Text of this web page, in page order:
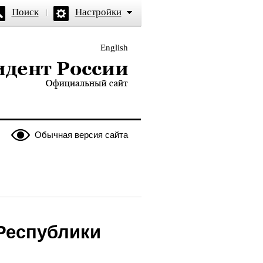
Поиск Настройки
English
— официальный сайт
Обычная версия сайта